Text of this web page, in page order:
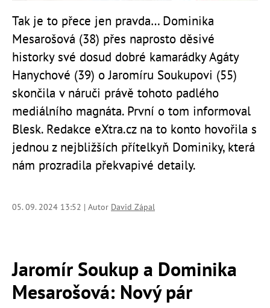
Tak je to přece jen pravda… Dominika
Mesarošová (38) přes naprosto děsivé
historky své dosud dobré kamarádky Agáty
Hanychové (39) o Jaromíru Soukupovi (55)
skončila v náruči právě tohoto padlého
mediálního magnáta. První o tom informoval
Blesk. Redakce eXtra.cz na to konto hovořila s
jednou z nejbližších přítelkyň Dominiky, která
nám prozradila překvapivé detaily.
05. 09. 2024 13:52 | Autor David Zápal
Jaromír Soukup a Dominika
Mesarošová: Nový pár